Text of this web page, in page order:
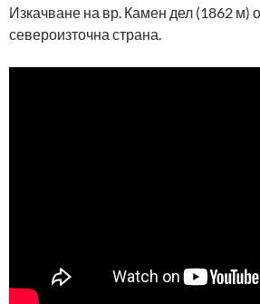
Изкачване на вр. Камен дел (1862 м)
североизточна страна.